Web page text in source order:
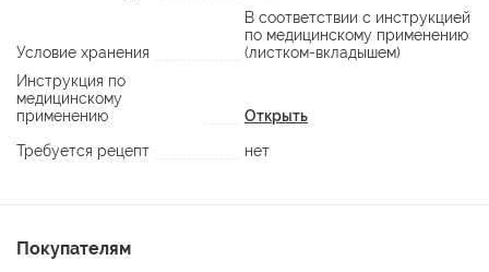
Условие хранения
В соответствии с инструкцией
по медицинскому применению
(листком-вкладышем)
Инструкция по
медицинскому
применению
Открыть
Требуется рецепт
нет
Покупателям